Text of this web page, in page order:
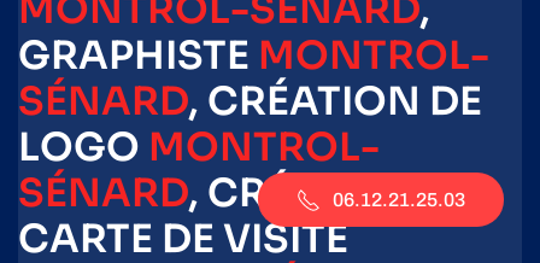
MONTROL-SÉNARD,
GRAPHISTE MONTROL-
SÉNARD, CRÉATION DE
LOGO MONTROL-
SÉNARD, CRÉATION DE
CARTE DE VISITE
06.12.21.25.03